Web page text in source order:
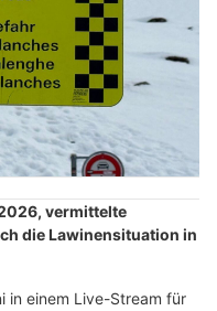
vermittelte
die Lawinensituation in
in einem Live-Stream für